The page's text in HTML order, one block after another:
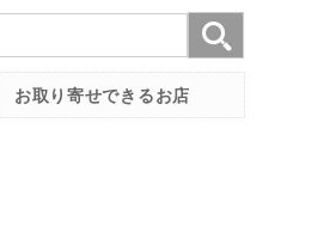
お取り寄せできるお店